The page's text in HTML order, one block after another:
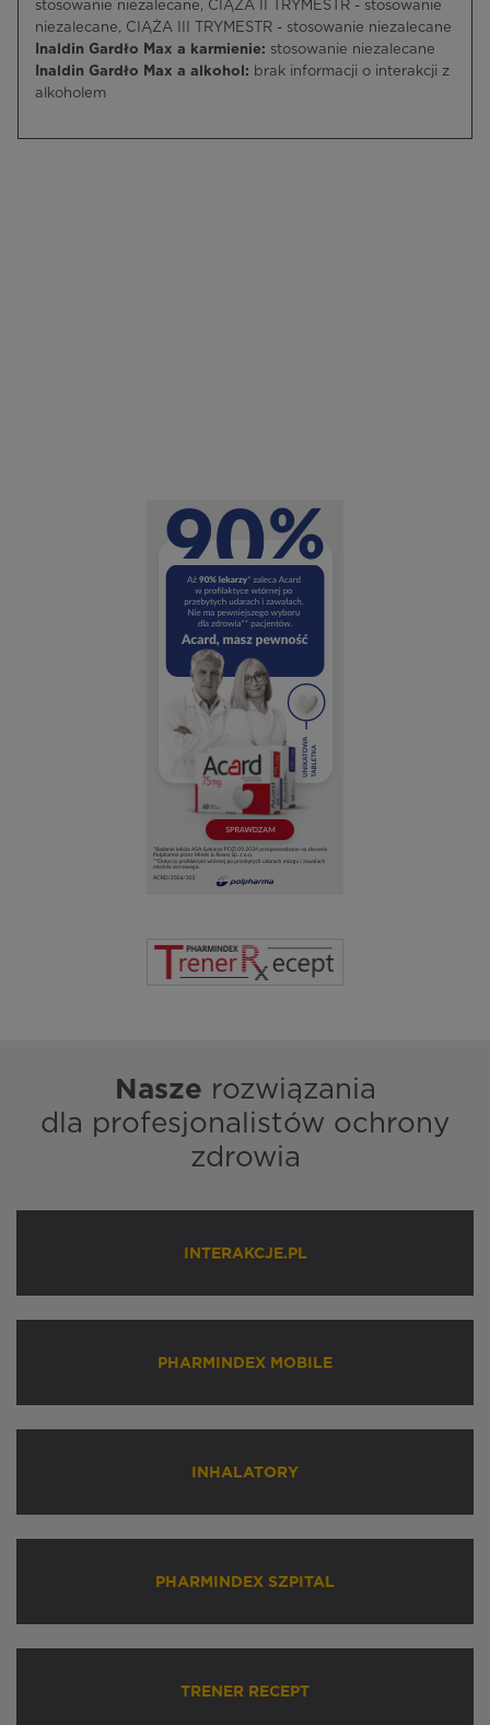
stosowanie niezalecane, CIĄŻA II TRYMESTR - stosowanie
niezalecane, CIĄŻA III TRYMESTR - stosowanie niezalecane
Inaldin Gardło Max a karmienie: stosowanie niezalecane
Inaldin Gardło Max a alkohol: brak informacji o interakcji z
alkoholem
Nasze rozwiązania
dla profesjonalistów ochrony
zdrowia
INTERAKCJE.PL
PHARMINDEX MOBILE
INHALATORY
PHARMINDEX SZPITAL
TRENER RECEPT